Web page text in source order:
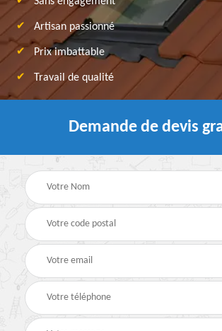
Artisan passionné
Prix imbattable
Travail de qualité
Demande de devis